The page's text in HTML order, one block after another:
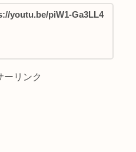
youtu.be/piW1-Ga3LL4
ーリンク